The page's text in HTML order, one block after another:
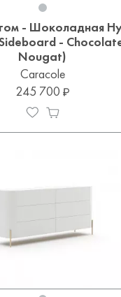
- Шоколадная
-
Nougat)
Caracole
245 700